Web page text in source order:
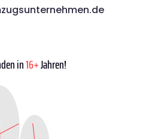
in16+Jahren!